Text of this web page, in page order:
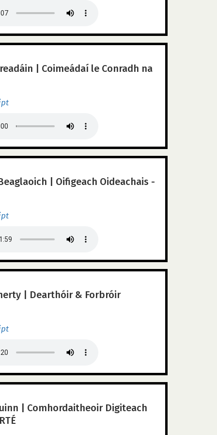
| Coimeádaí le Conradh na
| Oifigeach Oideachais -
| Dearthóir & Forbróir
| Comhordaitheoir Digiteach